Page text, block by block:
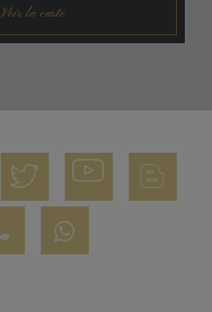
Voir la carte